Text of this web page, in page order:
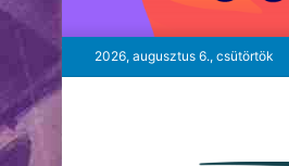
2026, augusztus 6., csütörtök